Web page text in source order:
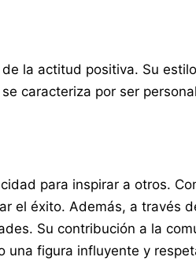
la actitud positiva. Su
caracteriza por ser
para inspirar a otros.
el éxito. Además, a través
Su contribución a la
figura influyente y